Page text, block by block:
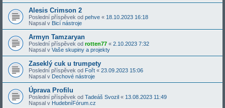
Alesis Crimson 2
Poslední příspěvek od pehve « 18.10.2023 16:18
Napsal v Bicí nástroje
Armyn Tamzaryan
Poslední příspěvek od rotten77 « 2.10.2023 7:32
Napsal v Vaše skupiny a projekty
Zaseklý cuk u trumpety
Poslední příspěvek od Fořt « 23.09.2023 15:06
Napsal v Dechové nástroje
Úprava Profilu
Poslední příspěvek od Tadeáš Svozil « 13.08.2023 11:49
Napsal v HudebníFórum.cz